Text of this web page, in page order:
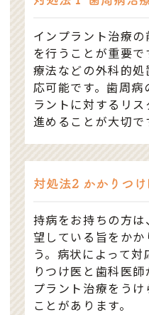
インプラント治療
を行うことが重要
療法などの外科的
応可能です。歯周
ラントに対するリ
進めることが大切で
対処法2 かかりつけ
持病をお持ちの方
望している旨をか
う。病状によって
りつけ医と歯科医
プラント治療をう
ことがあります。